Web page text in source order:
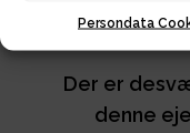
Persondata
Der er
denne